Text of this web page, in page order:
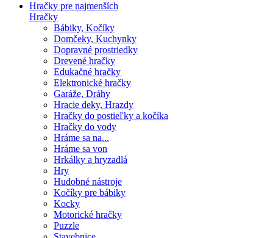
Hračky pre najmenších
Hračky
Bábiky, Kočíky
Domčeky, Kuchynky
Dopravné prostriedky
Drevené hračky
Edukačné hračky
Elektronické hračky
Garáže, Dráhy
Hracie deky, Hrazdy
Hračky do postieľky a kočíka
Hračky do vody
Hráme sa na...
Hráme sa von
Hrkálky a hryzadlá
Hry
Hudobné nástroje
Kočíky pre bábiky
Kocky
Motorické hračky
Puzzle